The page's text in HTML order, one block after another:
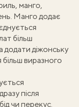
манго,
Манго додає
більш
діжонську
виразного
після
чи перекус.